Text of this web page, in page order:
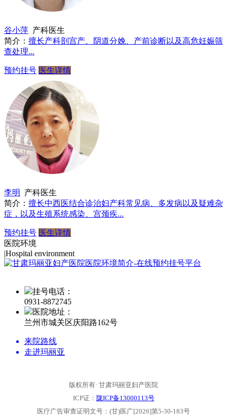
谷小萍 产科医生
简介： 擅长产科剖宫产、阴道分娩、产前诊断以及高危妊娠筛
查处理...
预约挂号 医生详情
李明
产科医生
简介： 擅长中西医结合诊治妇产科常见病、多发病以及疑难杂
症，以及生殖系统感染、宫颈疾...
预约挂号 医生详情
医院环境
|Hospital environment
挂号电话：
0931-8872745
医院地址：
兰州市城关区庆阳路162号
来院路线
走进玛丽亚
版权所有· 甘肃玛丽亚妇产医院
ICP证： 陇ICP备13000113号
医疗广告审查证明文号：(甘)医广[2026]第5-30-183号